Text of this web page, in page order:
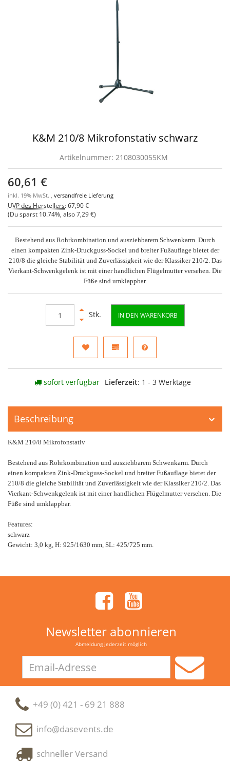
K&M 210/8 Mikrofonstativ schwarz
Artikelnummer: 2108030055KM
60,61 €
inkl. 19% MwSt. , versandfreie Lieferung
UVP des Herstellers:67,90 €
(Du sparst 10.74% , also7,29 €)
Bestehend aus Rohrkombination und ausziehbarem Schwenkarm. Durch
einen kompakten Zink-Druckguss-Sockel und breiter Fußauflage bietet der
210/8 die gleiche Stabilität und Zuverlässigkeit wie der Klassiker 210/2. Das
Vierkant-Schwenkgelenk ist mit einer handlichen Flügelmutter versehen. Die
Füße sind umklappbar.
Stk. IN DEN WARENKORB
sofort verfügbar Lieferzeit: 1 - 3 Werktage
Beschreibung
K&M 210/8 Mikrofonstativ
Bestehend aus Rohrkombination und ausziehbarem Schwenkarm. Durch
einen kompakten Zink-Druckguss-Sockel und breiter Fußauflage bietet der
210/8 die gleiche Stabilität und Zuverlässigkeit wie der Klassiker 210/2. Das
Vierkant-Schwenkgelenk ist mit einer handlichen Flügelmutter versehen. Die
Füße sind umklappbar.
Features:
schwarz
Gewicht: 3,0 kg, H: 925/1630 mm, SL: 425/725 mm.
Newsletter abonnieren
Abmeldung jederzeit möglich
Adresse
+49 (0) 421 - 69 21 888
info@dasevents.de
schneller Versand